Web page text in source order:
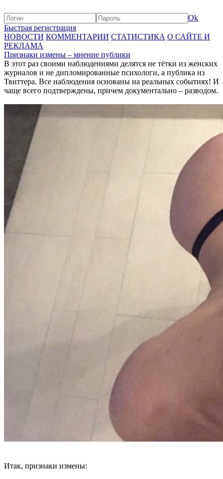
Ok
Быстрая регистрация
НОВОСТИ КОММЕНТАРИИ СТАТИСТИКА О САЙТЕ И
РЕКЛАМА
Признаки измены – мнение публики
В этот раз своими наблюдениями делятся не тётки из женских
журналов и не дипломированные психологи, а публика из
Твиттера. Все наблюдения основаны на реальных событиях! И
чаще всего подтверждены, причем документально – разводом.
Итак, признаки измены: